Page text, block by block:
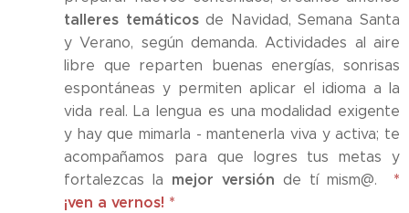
talleres temáticosde Navidad, Semana Santa
y Verano, según demanda. Actividades al aire
libre que reparten buenas energías, sonrisas
espontáneas y permiten aplicar el idioma a la
vida real. La lengua es una modalidad exigente
y hay que mimarla - mantenerla viva y activa; te
acompañamos para que logres tus metas y
fortalezcas la mejor versión de tí mism@. *
¡ven a vernos! *